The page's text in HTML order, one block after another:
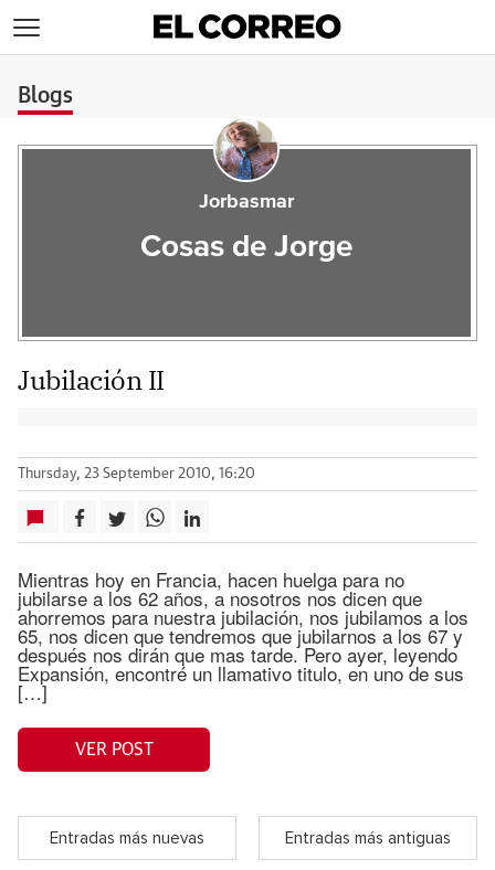
Blogs
Jorbasmar
Cosas de Jorge
Jubilación II
Thursday, 23 September 2010, 16:20
Mientras hoy en Francia, hacen huelga para no
jubilarse a los 62 años, a nosotros nos dicen que
ahorremos para nuestra jubilación, nos jubilamos a los
65, nos dicen que tendremos que jubilarnos a los 67 y
después nos dirán que mas tarde. Pero ayer, leyendo
Expansión, encontré un llamativo titulo, en uno de sus
[…]
VER POST
Entradas más nuevas Entradas más antiguas